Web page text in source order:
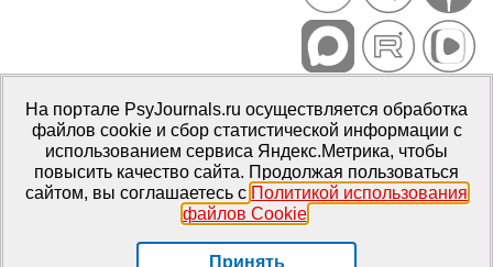
Портал психологических изданий PsyJournals.ru, 2007–2026
Правила использования материалов
Свидетельство регистрации СМИЭл № ФС77-66447 от 14 июля
2016 г.
Издатель: ФГБОУ ВО МГППУ
На портале PsyJournals.ru осуществляется обработка
файлов cookie и сбор статистической информации с
использованием сервиса Яндекс.Метрика, чтобы
повысить качество сайта. Продолжая пользоваться
сайтом, вы соглашаетесь с Политикой использования
файлов Cookie.
Принять